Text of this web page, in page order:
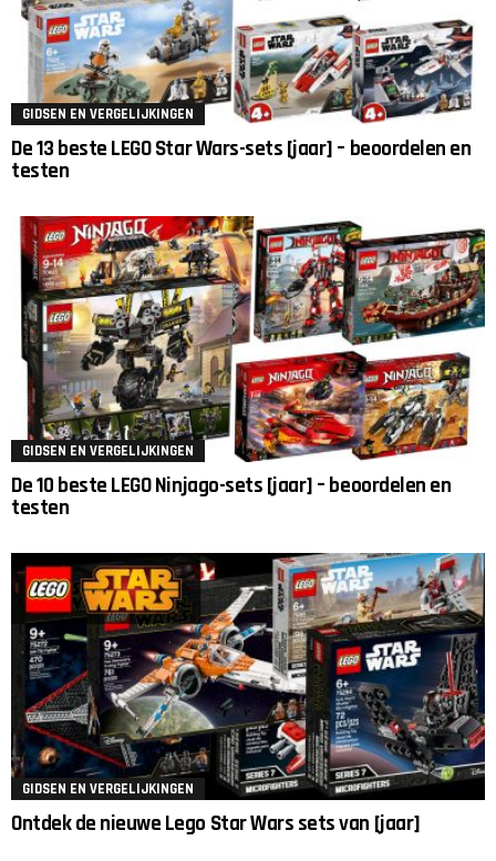
GIDSEN EN VERGELIJKINGEN
De 13 beste LEGO Star Wars-sets [jaar] – beoordelen en
testen
GIDSEN EN VERGELIJKINGEN
De 10 beste LEGO Ninjago-sets [jaar] – beoordelen en
testen
GIDSEN EN VERGELIJKINGEN
Ontdek de nieuwe Lego Star Wars sets van [jaar]